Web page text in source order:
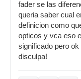
fader se las
queria saber cual
definicion como
opticos y vca eso
significado pero
disculpa!